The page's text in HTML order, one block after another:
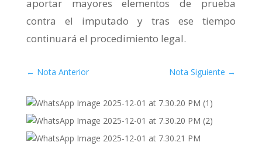
aportar mayores elementos de prueba
contra el imputado y tras ese tiempo
continuará el procedimiento legal.
← Nota Anterior Nota Siguiente →